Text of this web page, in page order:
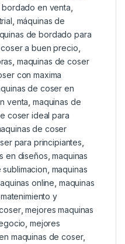
bordado en venta
máquinas de
de bordado para
a buen precio
maquinas de coser
con maxima
de coser en
venta ,maquinas de
coser ideal para
de coser
para principiantes
en diseños ,maquinas
sublimacion maquinas
online maquinas
matenimiento y
,mejores maquinas
mejores
maquinas de coser,